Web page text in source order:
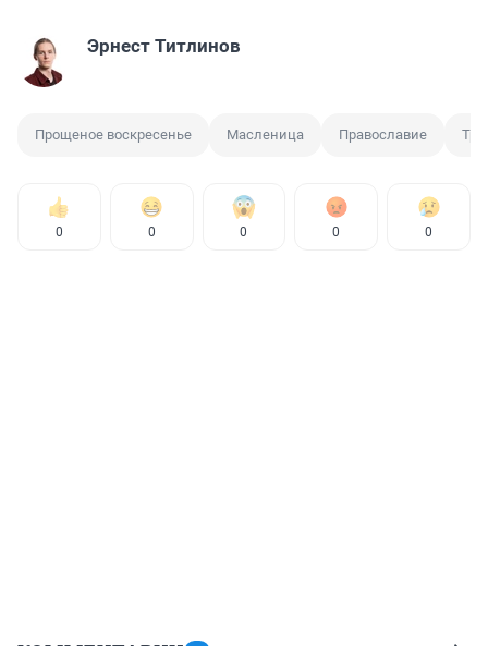
Эрнест Титлинов
Прощеное воскресенье Масленица Православие
0 0 0 0 0